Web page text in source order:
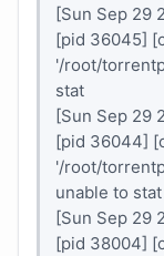
[Sun Sep 29
[pid 36045]
'/root/
stat
[Sun Sep 29
[pid 36044]
'/root/
unable to stat
[Sun Sep 29
[pid 38004]